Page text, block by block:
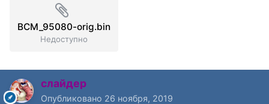
BCM_95080-orig.bin
Недоступно
слайдер
Опубликовано 26 ноября, 2019